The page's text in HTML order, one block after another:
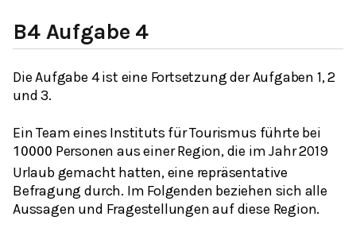
B4 Aufgabe 4
Die Aufgabe 4 ist eine Fortsetzung der Aufgaben 1, 2
und 3.
Ein Team eines Instituts für Tourismus führte bei
10000 Personen aus einer Region, die im Jahr 2019
Urlaub gemacht hatten, eine repräsentative
Befragung durch. Im Folgenden beziehen sich alle
Aussagen und Fragestellungen auf diese Region.